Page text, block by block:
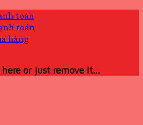
toán
toán
hàng
or just remove it...